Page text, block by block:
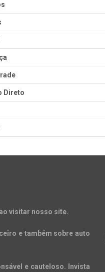
Direto
visitar nosso site.
e também sobre auto
e cauteloso. Invista